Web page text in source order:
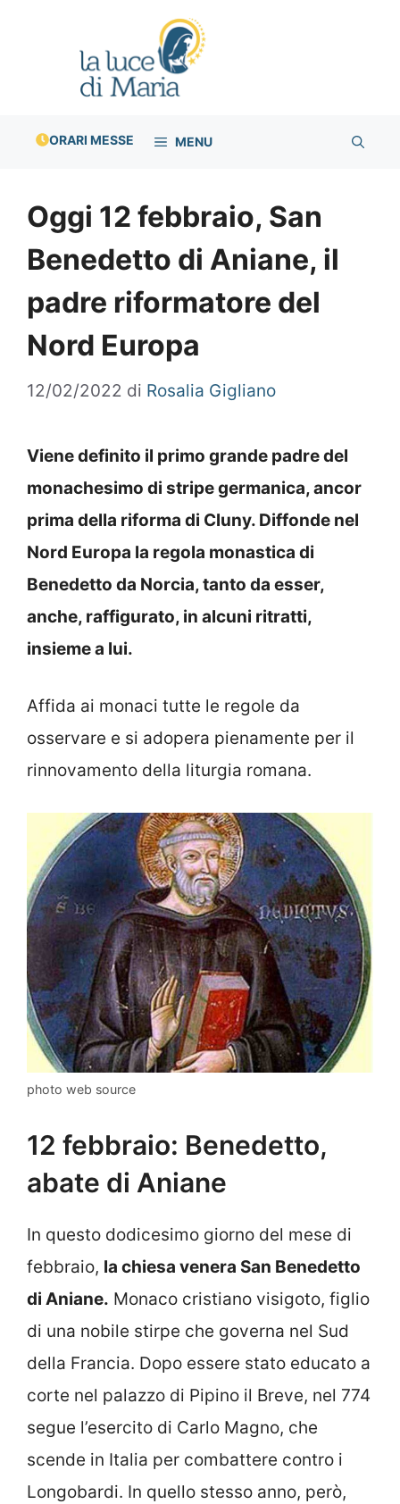
ORARI MESSE MENU
Oggi 12 febbraio, San
Benedetto di Aniane, il
padre riformatore del
Nord Europa
12/02/2022 di Rosalia Gigliano
Viene definito il primo grande padre del
monachesimo di stripe germanica, ancor
prima della riforma di Cluny. Diffonde nel
Nord Europa la regola monastica di
Benedetto da Norcia, tanto da esser,
anche, raffigurato, in alcuni ritratti,
insieme a lui.
Affida ai monaci tutte le regole da
osservare e si adopera pienamente per il
rinnovamento della liturgia romana.
photo web source
12 febbraio: Benedetto,
abate di Aniane
In questo dodicesimo giorno del mese di
febbraio, la chiesa venera San Benedetto
di Aniane. Monaco cristiano visigoto, figlio
di una nobile stirpe che governa nel Sud
della Francia. Dopo essere stato educato a
corte nel palazzo di Pipino il Breve, nel 774
segue l’esercito di Carlo Magno, che
scende in Italia per combattere contro i
Longobardi. In quello stesso anno, però,